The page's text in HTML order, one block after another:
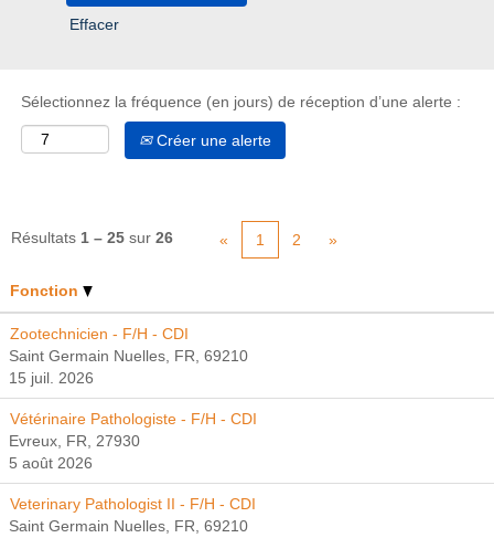
Effacer
Sélectionnez la fréquence (en jours) de réception d’une alerte :
Créer une alerte
Résultats 1 – 25 sur 26 « 1 2 »
Fonction
Zootechnicien - F/H - CDI
Saint Germain Nuelles, FR, 69210
15 juil. 2026
Vétérinaire Pathologiste - F/H - CDI
Evreux, FR, 27930
5 août 2026
Veterinary Pathologist II - F/H - CDI
Saint Germain Nuelles, FR, 69210